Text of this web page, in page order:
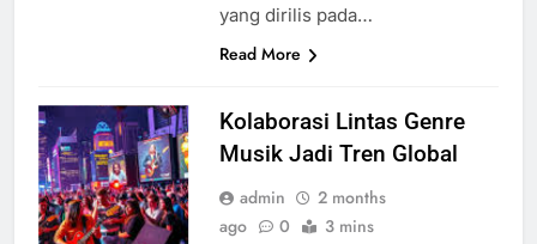
yang dirilis pada…
Read More
Kolaborasi Lintas Genre
Musik Jadi Tren Global
admin
2 months
ago
0 3 mins